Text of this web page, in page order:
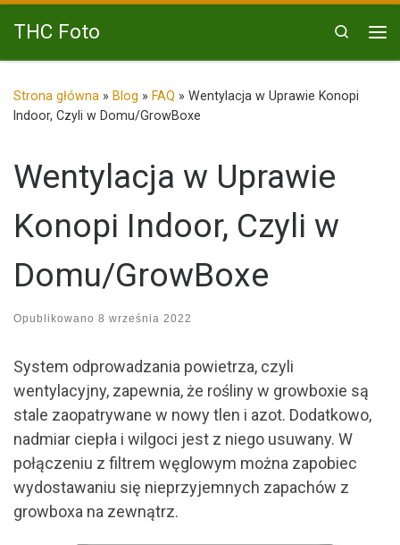
Przejdź do treści
THC Foto
Search
Strona główna » Blog » FAQ » Wentylacja w Uprawie Konopi
Indoor, Czyli w Domu/GrowBoxe
Wentylacja w Uprawie
Konopi Indoor, Czyli w
Domu/GrowBoxe
Opublikowano 8 września 2022
System odprowadzania powietrza, czyli
wentylacyjny, zapewnia, że rośliny w growboxie są
stale zaopatrywane w nowy tlen i azot. Dodatkowo,
nadmiar ciepła i wilgoci jest z niego usuwany. W
połączeniu z filtrem węglowym można zapobiec
wydostawaniu się nieprzyjemnych zapachów z
growboxa na zewnątrz.